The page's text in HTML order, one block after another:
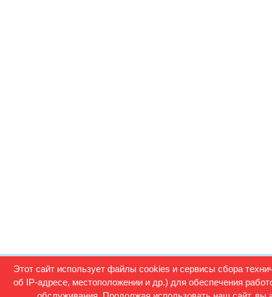
Этот сайт использует файлы cookies и сервисы сбора
об IP-адресе, местоположении и др.) для обеспечения